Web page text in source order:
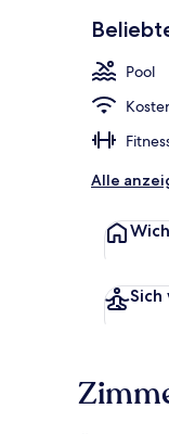
Pool
Alle
Sich